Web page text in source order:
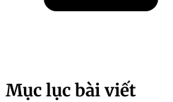
Mục lục bài viết